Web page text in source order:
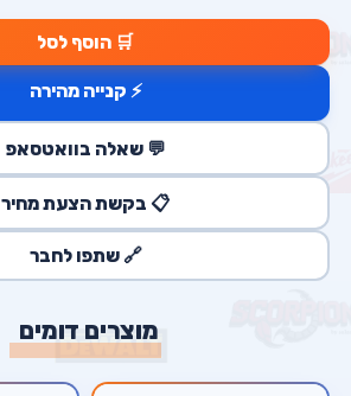
🛒 הוסף לסל
⚡ קנייה מהירה
💬 שאלה בוואטסאפ
📋 בקשת הצעת מחיר
🔗 שתפו לחבר
מוצרים דומים